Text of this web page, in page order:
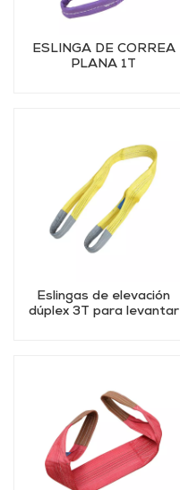
ESLINGA DE CORREA
PLANA 1T
Eslingas de elevación
dúplex 3T para levantar